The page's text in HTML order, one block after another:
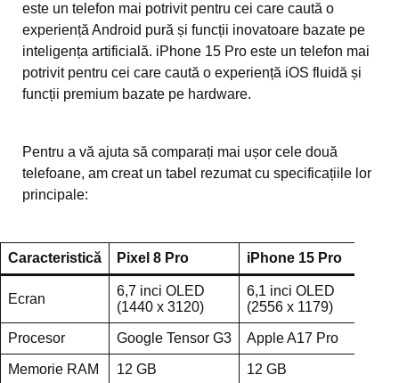
este un telefon mai potrivit pentru cei care caută o
experiență Android pură și funcții inovatoare bazate pe
inteligența artificială. iPhone 15 Pro este un telefon mai
potrivit pentru cei care caută o experiență iOS fluidă și
funcții premium bazate pe hardware.
Pentru a vă ajuta să comparați mai ușor cele două
telefoane, am creat un tabel rezumat cu specificațiile lor
principale:
Caracteristică Pixel 8 Pro iPhone 15 Pro
Ecran
6,7 inci OLED
(1440 x 3120)
6,1 inci OLED
(2556 x 1179)
Procesor Google Tensor G3 Apple A17 Pro
Memorie RAM 12 GB 12 GB